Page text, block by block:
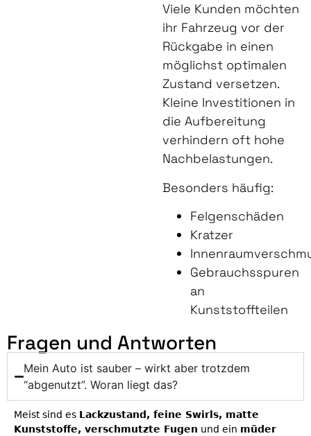
Viele Kunden möchten
ihr Fahrzeug vor der
Rückgabe in einen
möglichst optimalen
Zustand versetzen.
Kleine Investitionen in
die Aufbereitung
verhindern oft hohe
Nachbelastungen.
Besonders häufig:
Felgenschäden
Kratzer
Gebrauchsspuren
an
Kunststoffteilen
Fragen und Antworten
Mein Auto ist sauber – wirkt aber trotzdem
“abgenutzt”. Woran liegt das?
Meist sind es Lackzustand, feine Swirls, matte
Kunststoffe, verschmutzte Fugen und ein müder